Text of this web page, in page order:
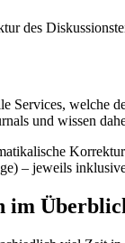
des
Services, welche
und wissen
– jeweils
im